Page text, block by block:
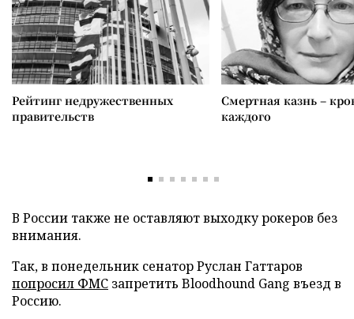
Рейтинг недружественных
правительств
Смертная казнь –
каждого
В России также не оставляют выходку рокеров без
внимания.
Так, в понедельник сенатор Руслан Гаттаров
попросил ФМС запретить Bloodhound Gang въезд в
Россию.